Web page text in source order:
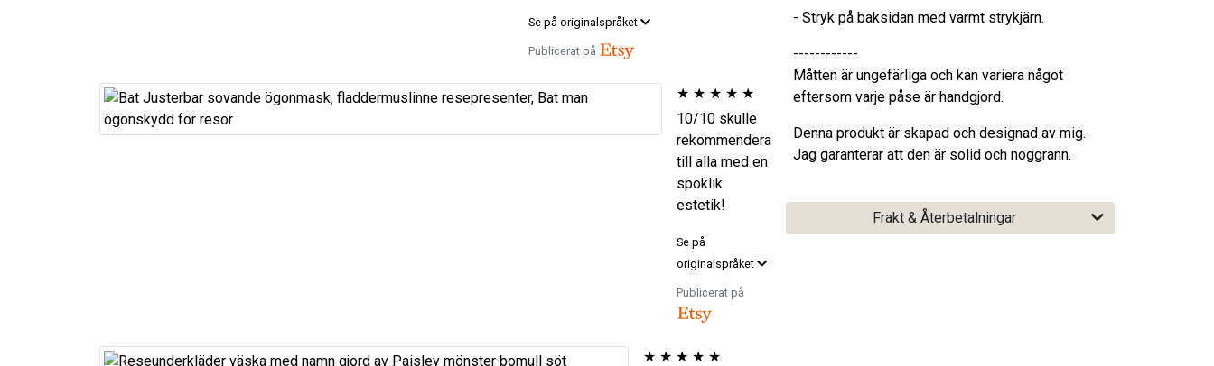
- Stryk på baksidan med varmt strykjärn.
------------
Måtten är ungefärliga och kan variera något
eftersom varje påse är handgjord.
Denna produkt är skapad och designad av mig.
Jag garanterar att den är solid och noggrann.
Frakt & Återbetalningar
Se på originalspråket
Publicerat på
★ ★ ★ ★ ★
10/10 skulle
rekommendera
till alla med en
spöklik
estetik!
Se på
originalspråket
Publicerat på
★ ★ ★ ★ ★